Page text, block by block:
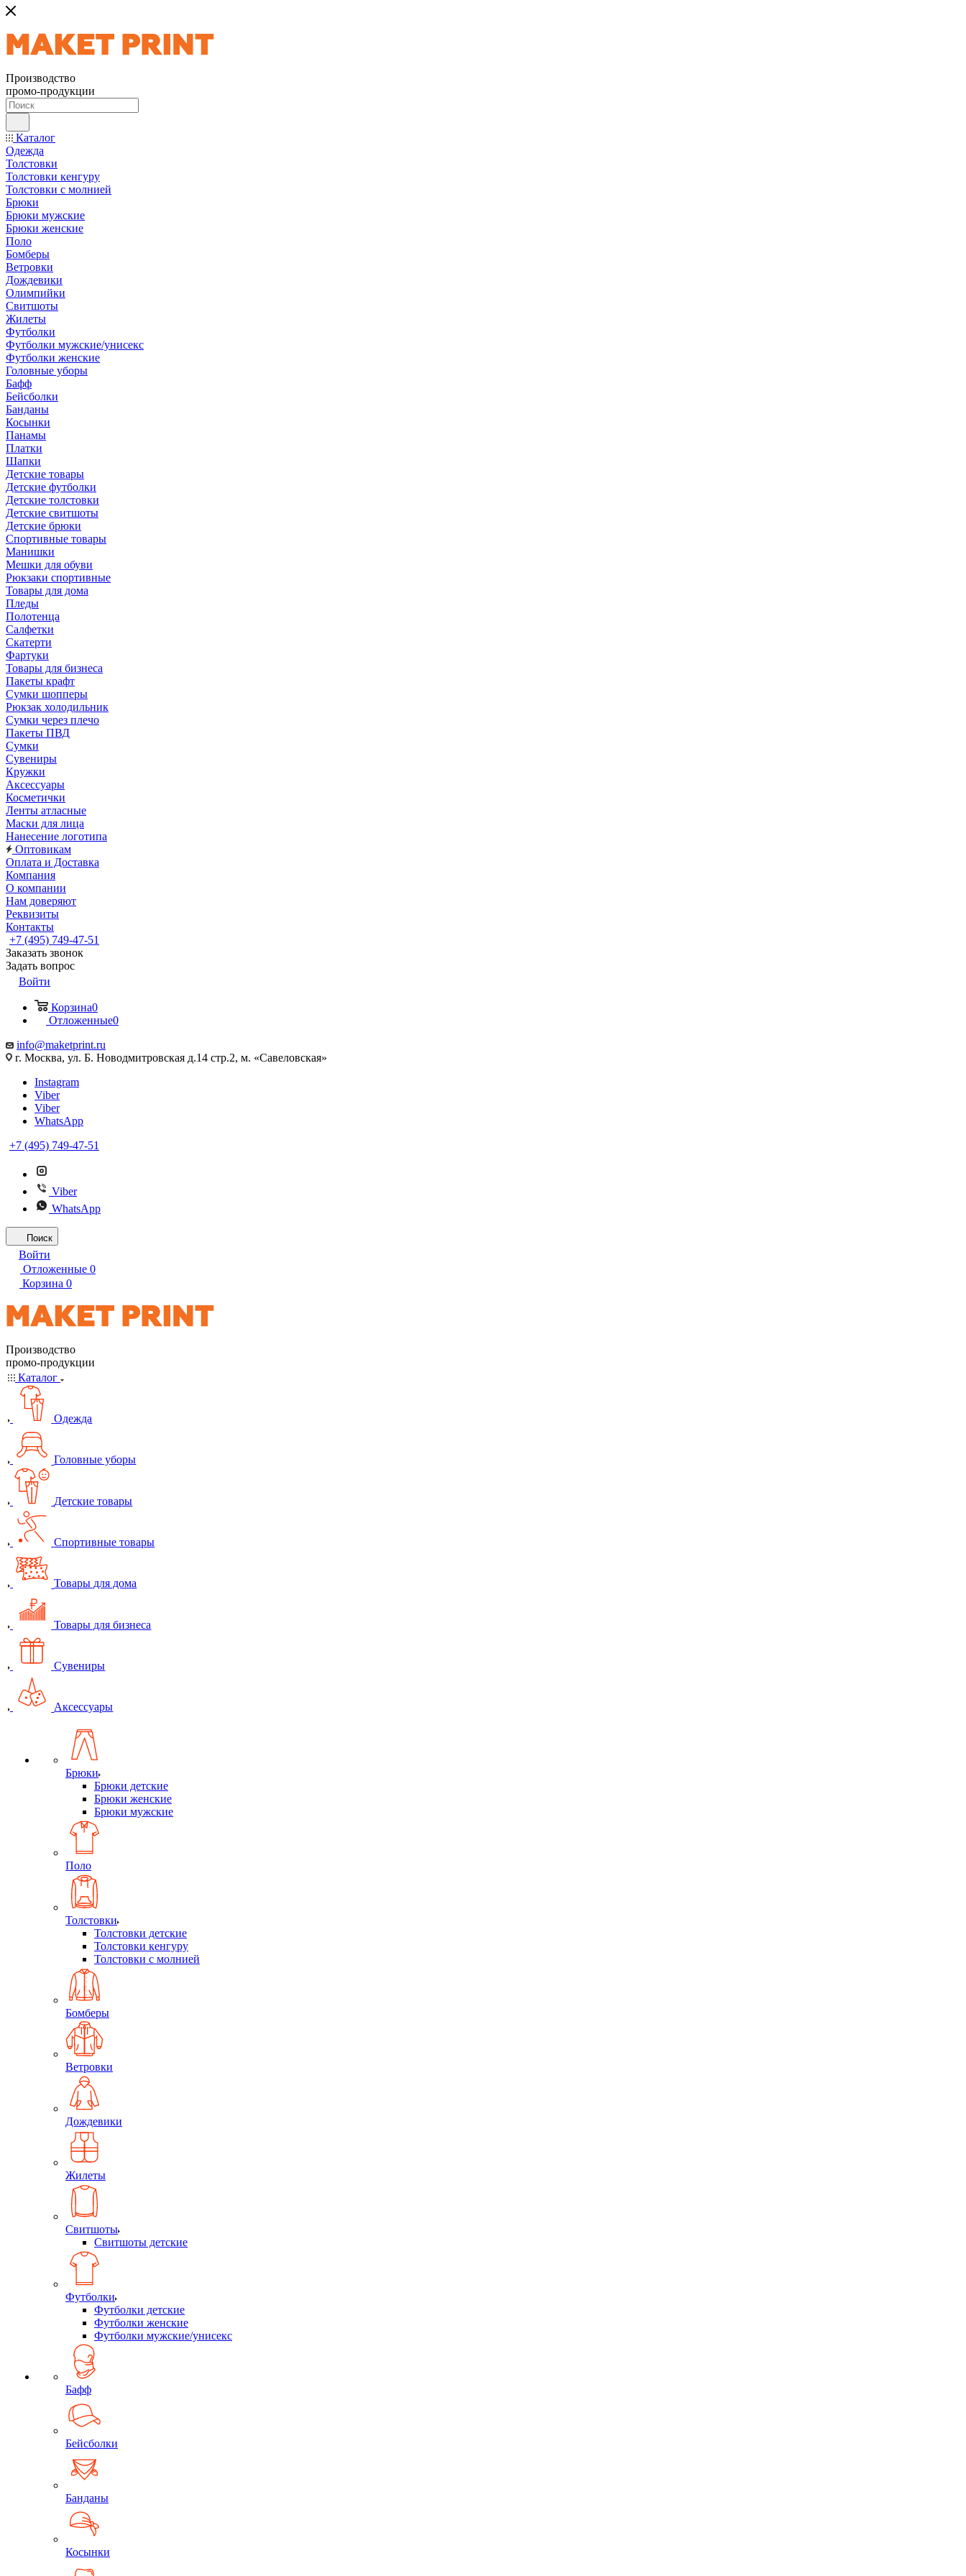
Производство
промо-продукции
Каталог
Одежда
Толстовки
Толстовки кенгуру
Толстовки с молнией
Брюки
Брюки мужские
Брюки женские
Поло
Бомберы
Ветровки
Дождевики
Олимпийки
Свитшоты
Жилеты
Футболки
Футболки мужские/унисекс
Футболки женские
Головные уборы
Бафф
Бейсболки
Банданы
Косынки
Панамы
Платки
Шапки
Детские товары
Детские футболки
Детские толстовки
Детские свитшоты
Детские брюки
Спортивные товары
Манишки
Мешки для обуви
Рюкзаки спортивные
Товары для дома
Пледы
Полотенца
Салфетки
Скатерти
Фартуки
Товары для бизнеса
Пакеты крафт
Сумки шопперы
Рюкзак холодильник
Сумки через плечо
Пакеты ПВД
Сумки
Сувениры
Кружки
Аксессуары
Косметички
Ленты атласные
Маски для лица
Нанесение логотипа
Оптовикам
Оплата и Доставка
Компания
О компании
Нам доверяют
Реквизиты
Контакты
+7 (495) 749-47-51
Заказать звонок
Задать вопрос
Войти
Корзина0
Отложенные0
info@maketprint.ru
г. Москва, ул. Б. Новодмитровская д.14 стр.2, м. «Савеловская»
Instagram
Viber
Viber
WhatsApp
+7 (495) 749-47-51
Viber
WhatsApp
Поиск
Войти
Отложенные 0
Корзина 0
Производство
промо-продукции
Каталог
Одежда
Головные уборы
Детские товары
Спортивные товары
Товары для дома
Товары для бизнеса
Сувениры
Аксессуары
Брюки
Брюки детские
Брюки женские
Брюки мужские
Поло
Толстовки
Толстовки детские
Толстовки кенгуру
Толстовки с молнией
Бомберы
Ветровки
Дождевики
Жилеты
Свитшоты
Свитшоты детские
Футболки
Футболки детские
Футболки женские
Футболки мужские/унисекс
Бафф
Бейсболки
Банданы
Косынки